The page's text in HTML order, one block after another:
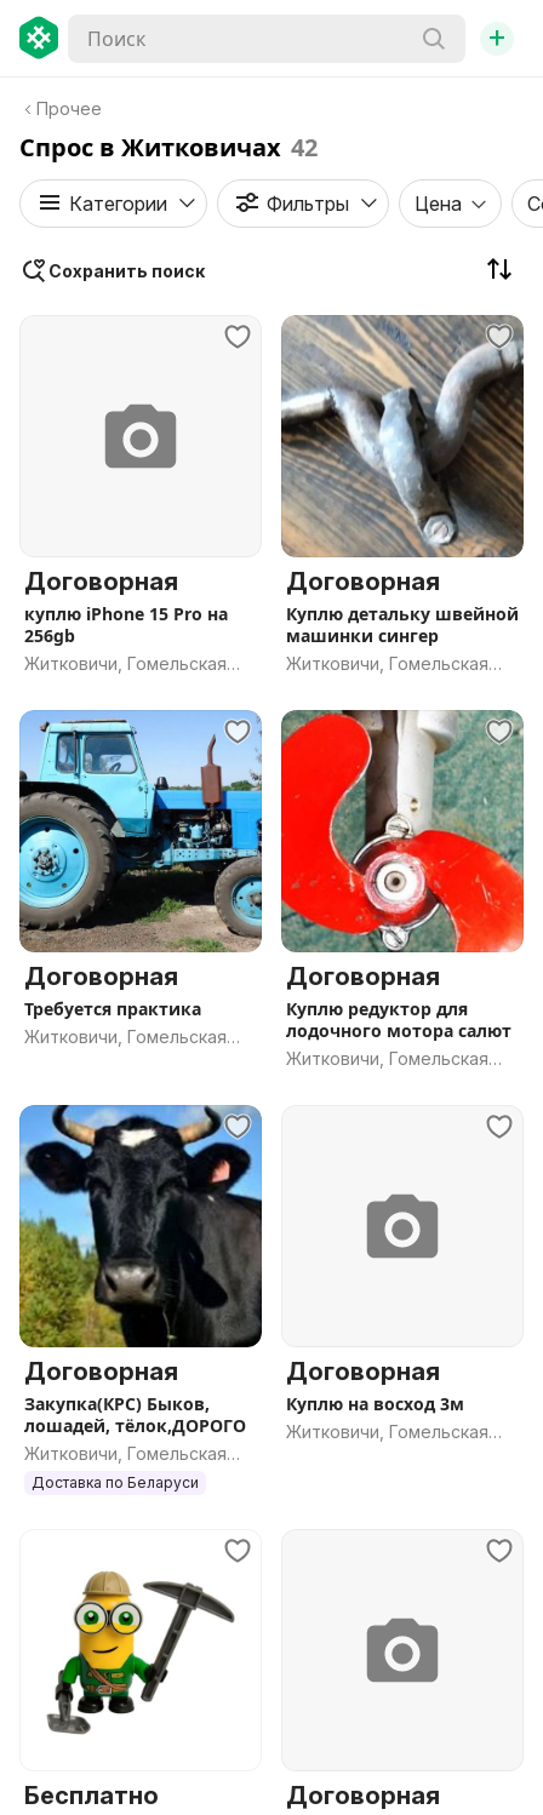
+
Прочее
Спрос в Житковичах 42
Категории Фильтры Цена
Сохранить поиск
Договорная
куплю iPhone 15 Pro на
256gb
Житковичи, Гомельская
Договорная
Куплю детальку швейной
машинки сингер
Житковичи, Гомельская
Договорная
Требуется практика
Житковичи, Гомельская
Договорная
Куплю редуктор для
лодочного мотора салют
Житковичи, Гомельская
Договорная
Закупка(КРС) Быков,
лошадей, тёлок,ДОРОГО
Житковичи, Гомельская
обл.
Доставка по Беларуси
Договорная
Куплю на восход 3м
Житковичи, Гомельская
Бесплатно Договорная